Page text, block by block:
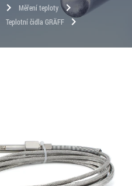
chevron_right Měření teploty chevron_right
Teplotní čidla GRÄFF chevron_right